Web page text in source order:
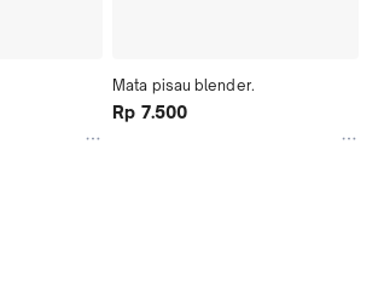
Mata pisau blender.
Rp 7.500